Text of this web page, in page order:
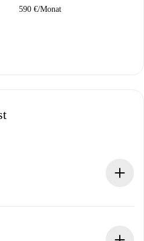
590 €/Monat
Informationen im Voraus.